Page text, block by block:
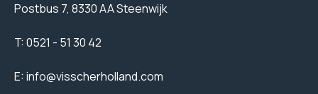
Postbus 7, 8330 AA Steenwijk
T:0521 - 51 30 42
E:info@visscherholland.com